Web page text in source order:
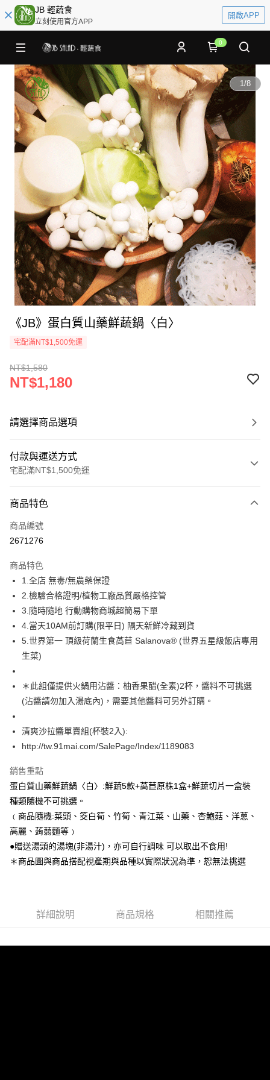
JB 輕蔬食
立刻使用官方APP
開啟APP
0
1/8
《JB》蛋白質山藥鮮蔬鍋〈白〉
宅配滿NT$1,500免運
NT$1,580
NT$1,180
請選擇商品選項
付款與運送方式
宅配滿NT$1,500免運
信用卡一次付款
LINE Pay
街口支付
悠遊付
ATM付款
運送方式
宅配
每筆NT$220，滿NT$1,500(含以上)免運費
商品特色
商品編號
2671276
商品特色
1.全店 無毒/無農藥保證
2.檢驗合格證明/植物工廠品質嚴格控管
3.隨時隨地 行動購物商城超簡易下單
4.當天10AM前訂購(限平日) 隔天新鮮冷藏到貨
5.世界第一 頂級荷蘭生食萵苣 Salanova® (世界五星級飯店專用
生菜)
＊此組僅提供火鍋用沾醬：柚香果醋(全素)2杯，醬料不可挑選
(沾醬請勿加入湯底內)，需要其他醬料可另外訂購。
清爽沙拉醬單賣組(杯裝2入):
http://tw.91mai.com/SalePage/Index/1189083
銷售重點
蛋白質山藥鮮蔬鍋〈白〉:鮮蔬5款+萵苣原株1盒+鮮蔬切片一盒裝
種類隨機不可挑選。
﹙商品隨機:菜頭、筊白筍、竹筍、青江菜、山藥、杏鮑菇、洋蔥、
高麗、蒟蒻麵等﹚
●贈送湯頭的湯塊(非湯汁)，亦可自行調味 可以取出不食用!
＊商品圖與商品搭配視產期與品種以實際狀況為準，恕無法挑選
詳細說明 商品規格 相關推薦